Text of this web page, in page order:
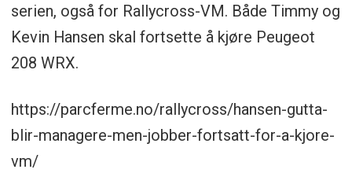
serien, også for Rallycross-VM. Både Timmy og
Kevin Hansen skal fortsette å kjøre Peugeot
208 WRX.
https://parcferme.no/rallycross/hansen-gutta-
blir-managere-men-jobber-fortsatt-for-a-kjore-
vm/